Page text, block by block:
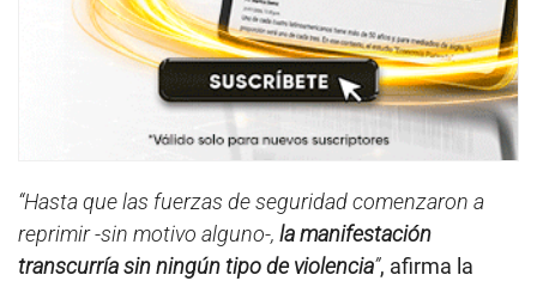
“Hasta que las fuerzas de seguridad comenzaron a
reprimir -sin motivo alguno-, la manifestación
transcurría sin ningún tipo de violencia”, afirma la